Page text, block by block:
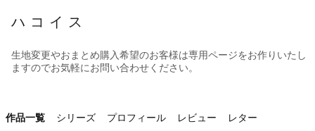
ハコイス
生地変更やおまとめ購入希望のお客様は専用ページをお作りいたし
ますのでお気軽にお問い合わせください。
作品一覧 シリーズ プロフィール レビュー レター